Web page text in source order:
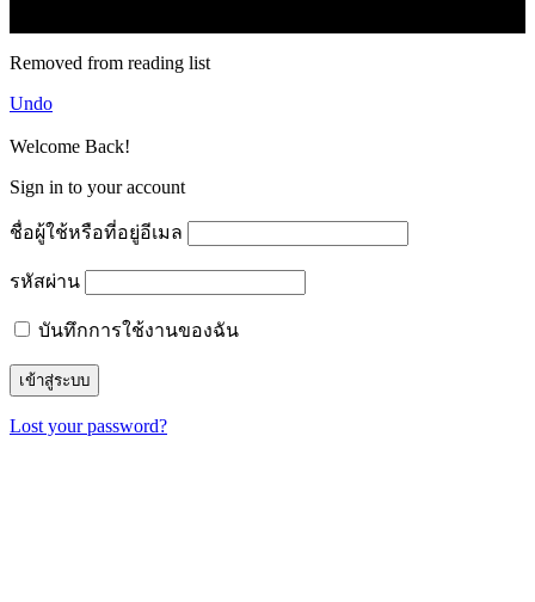
Removed from reading list
Undo
Welcome Back!
Sign in to your account
ชื่อผู้ใช้หรือที่อยู่อีเมล
รหัสผ่าน
บันทึกการใช้งานของฉัน
Lost your password?